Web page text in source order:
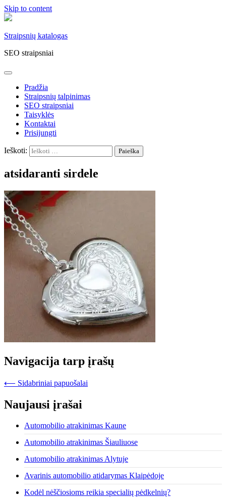
Skip to content
Straipsnių katalogas
SEO straipsniai
Pradžia
Straipsnių talpinimas
SEO straipsniai
Taisyklės
Kontaktai
Prisijungti
Ieškoti:
atsidaranti sirdele
Navigacija tarp įrašų
⟵ Sidabriniai papuošalai
Naujausi įrašai
Automobilio atrakinimas Kaune
Automobilio atrakinimas Šiauliuose
Automobilio atrakinimas Alytuje
Avarinis automobilio atidarymas Klaipėdoje
Kodėl nėščiosioms reikia specialių pėdkelnių?